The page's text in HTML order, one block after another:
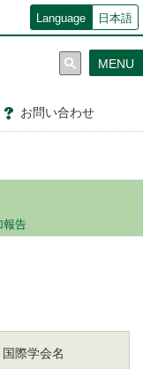
Language 日本語
お問い合わせ
MENU
報告
国際学会名